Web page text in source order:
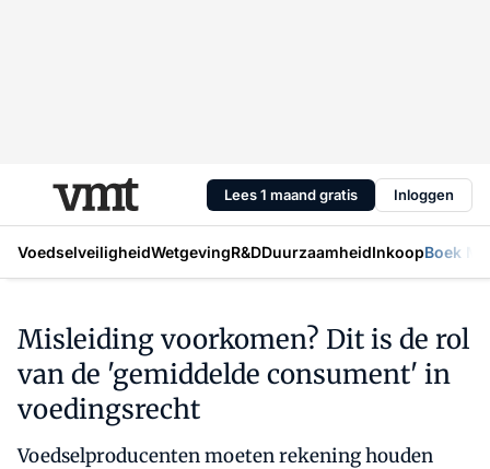
Lees 1 maand gratis Inloggen
VoedselveiligheidWetgevingR&DDuurzaamheidInkoopBoek
Misleiding voorkomen? Dit is de rol
van de 'gemiddelde consument' in
voedingsrecht
Voedselproducenten moeten rekening houden